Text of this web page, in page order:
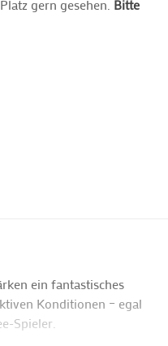
gern gesehen. Bitte
kann gerne
ein fantastisches
Konditionen – egal
Spieler.